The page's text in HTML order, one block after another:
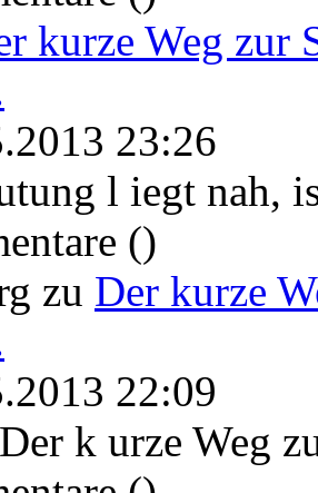
kurze Weg zur
23:26
l iegt nah,
()
zu Der kurze
22:09
k urze Weg